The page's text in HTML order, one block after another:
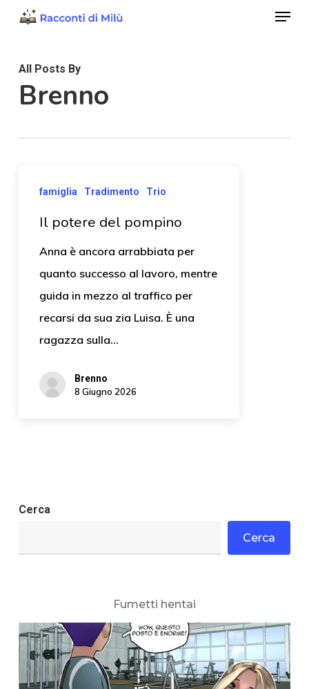
content
Menu
All Posts By
Brenno
famiglia Tradimento Trio
Il potere del pompino
Anna è ancora arrabbiata per
quanto successo al lavoro, mentre
guida in mezzo al traffico per
recarsi da sua zia Luisa. È una
ragazza sulla…
Brenno
8 Giugno 2026
Cerca
Cerca
Fumetti hentai